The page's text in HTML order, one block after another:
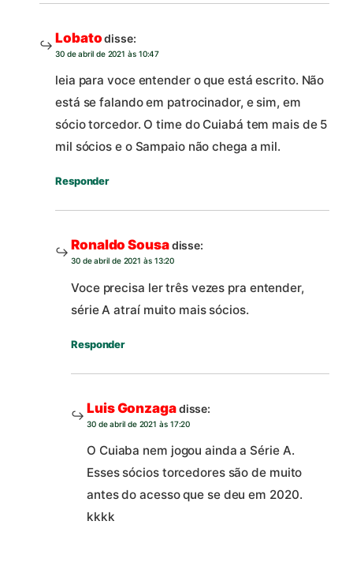
Lobatodisse:
30 de abril de 2021 às 10:47
leia para voce entender o que está escrito. Não
está se falando em patrocinador, e sim, em
sócio torcedor. O time do Cuiabá tem mais de 5
mil sócios e o Sampaio não chega a mil.
Responder
Ronaldo Sousadisse:
30 de abril de 2021 às 13:20
Voce precisa ler três vezes pra entender,
série A atraí muito mais sócios.
Responder
Luis Gonzagadisse:
30 de abril de 2021 às 17:20
O Cuiaba nem jogou ainda a Série A.
Esses sócios torcedores são de muito
antes do acesso que se deu em 2020.
kkkk